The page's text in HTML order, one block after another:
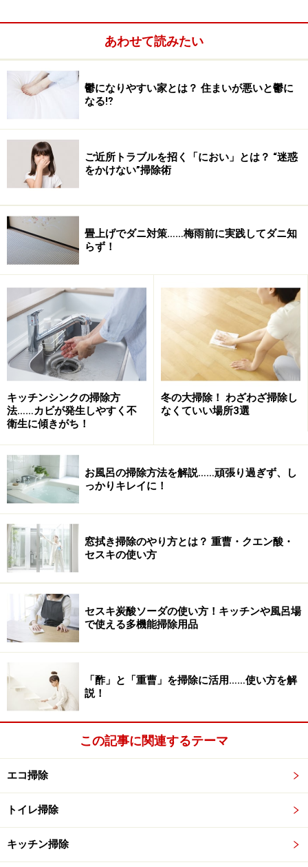
※記事内容は執筆時点のものです。最新の内容をご確認くださ
い。
あわせて読みたい
鬱になりやすい家とは？ 住まいが悪いと鬱に
なる⁉
ご近所トラブルを招く「におい」とは？ “迷惑
をかけない”掃除術
畳上げでダニ対策……梅雨前に実践してダニ知
らず！
キッチンシンクの掃除方
法……カビが発生しやすく不
衛生に傾きがち！
冬の大掃除！ わざわざ掃除し
なくていい場所3選
お風呂の掃除方法を解説……頑張り過ぎず、し
っかりキレイに！
窓拭き掃除のやり方とは？ 重曹・クエン酸・
セスキの使い方
セスキ炭酸ソーダの使い方！キッチンや風呂場
で使える多機能掃除用品
「酢」と「重曹」を掃除に活用……使い方を解
説！
この記事に関連するテーマ
エコ掃除
トイレ掃除
キッチン掃除